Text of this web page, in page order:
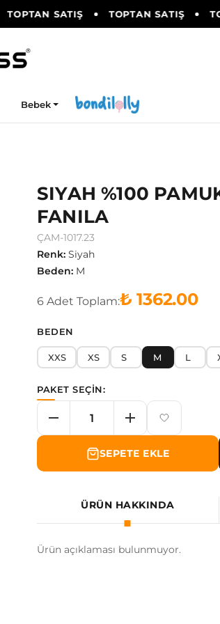
TOPTAN SATIŞ TOPTAN SATIŞ
Bebek
SIYAH %100
FANILA
ÇAM-1017.23
Renk: Siyah
Beden: M
6 Adet Toplam:₺ 1362.00
BEDEN
XXS XS S M L
PAKET SEÇİN:
SEPETE EKLE
ÜRÜN HAKKINDA
Ürün açıklaması bulunmuyor.